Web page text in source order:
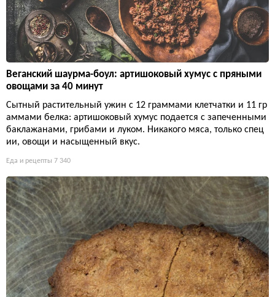
Веганский шаурма-боул: артишоковый хумус с пряными
овощами за 40 минут
Сытный растительный ужин с 12 граммами клетчатки и 11 гр
аммами белка: артишоковый хумус подается с запеченными
баклажанами, грибами и луком. Никакого мяса, только спец
ии, овощи и насыщенный вкус.
Еда и рецепты 7 340